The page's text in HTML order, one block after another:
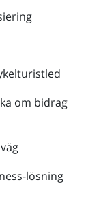
om bidrag
lösning